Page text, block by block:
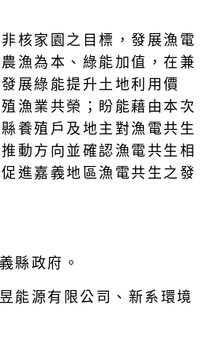
核家園之目標，發展漁電
漁為本、綠能加值，在兼
展綠能提升土地利用價
漁業共榮；盼能藉由本次
養殖戶及地主對漁電共生
動方向並確認漁電共生相
進嘉義地區漁電共生之發
縣政府。
能源有限公司、新系環境